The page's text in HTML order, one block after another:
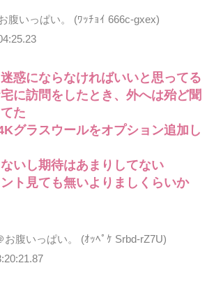
腹いっぱい。 (ﾜｯﾁｮｲ 666c-gxex)
惑にならなければいいと思ってる
に訪問をしたとき、外へは殆ど聞
た
グラスウールをオプション追加し
いし期待はあまりしてない
ト見ても無いよりましくらいか
お腹いっぱい。 (ｵｯﾍﾟｹ Srbd-rZ7U)